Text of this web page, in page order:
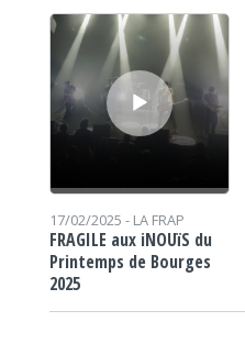
Lecteur audio
17/02/2025 - LA FRAP
FRAGILE aux iNOUïS du
Printemps de Bourges
2025